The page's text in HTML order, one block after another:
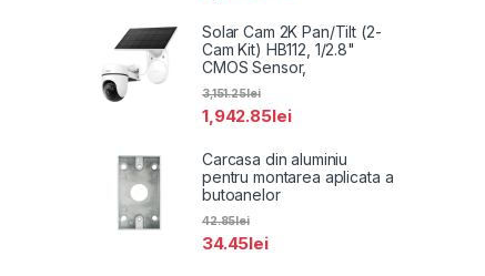
Solar Cam 2K Pan/Tilt (2-
Cam Kit) HB112, 1/2.8"
CMOS Sensor,
1,942.85lei
3,151.25lei
Carcasa din aluminiu
pentru montarea aplicata a
butoanelor
34.45lei
42.85lei